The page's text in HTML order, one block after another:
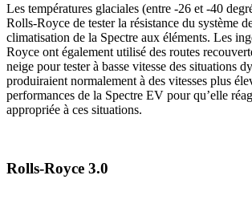
Les températures glaciales (entre -26 et -40
Rolls-Royce de tester la résistance du système
climatisation de la Spectre aux éléments. Les
Royce ont également utilisé des routes
neige pour tester à basse vitesse des situations
produiraient normalement à des vitesses plus
performances de la Spectre EV pour qu’elle
appropriée à ces situations.
Rolls-Royce 3.0